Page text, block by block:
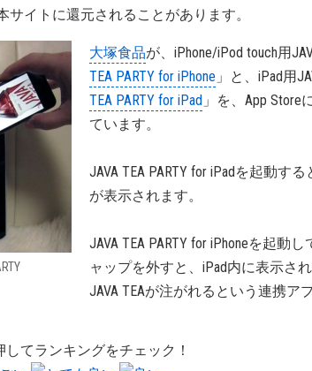
サイトに還元されることがあります。
大塚食品が、iPhone/iPod touch用
TEA PARTY for iPhone 」と、iPad用
TEA PARTY for iPad 」を、App
ています。
JAVA TEA PARTY for iPadを起動す
が表示されます。
JAVA TEA PARTY for iPhoneを起動
ャップを外すと、iPad内に表示さ
JAVA TEAが注がれるという連携ア
てランキングをチェック！